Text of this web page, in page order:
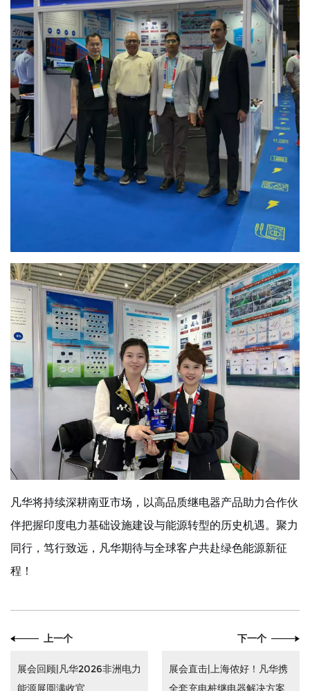
凡华将持续深耕南亚市场，以高品质继电器产品助力合作伙
伴把握印度电力基础设施建设与能源转型的历史机遇。聚力
同行，笃行致远，凡华期待与全球客户共赴绿色能源新征
程！
上一个
展会回顾|凡华2026非洲电力
能源展圆满收官
下一个
展会直击|上海侬好！凡华携
全套充电桩继电器解决方案